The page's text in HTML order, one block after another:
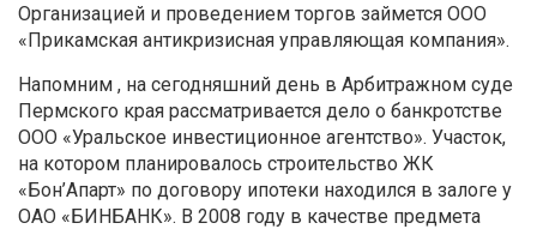
Организацией и проведением торгов займется ООО
«Прикамская антикризисная управляющая компания».
Напомним , на сегодняшний день в Арбитражном суде
Пермского края рассматривается дело о банкротстве
ООО «Уральское инвестиционное агентство». Участок,
на котором планировалось строительство ЖК
«Бон’Апарт» по договору ипотеки находился в залоге у
ОАО «БИНБАНК». В 2008 году в качестве предмета